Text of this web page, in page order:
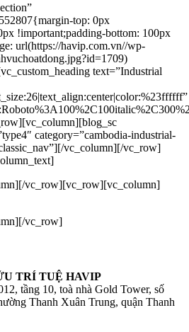
top: 0px
!important;padding-bottom: 100px
url(https://havip.com.vn//wp-
text=”Industrial
category=”cambodia-industrial-
vc_column][/vc_row]
vc_row][vc_row][vc_column]
vc_row]
TRÍ TUỆ HAVIP
tầng 10, toà nhà Gold Tower, số
Thanh Xuân Trung, quận Thanh